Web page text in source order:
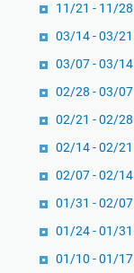
11/21 - 11/28
03/14 - 03/21
03/07 - 03/14
02/28 - 03/07
02/21 - 02/28
02/14 - 02/21
02/07 - 02/14
01/31 - 02/07
01/24 - 01/31
01/10 - 01/17